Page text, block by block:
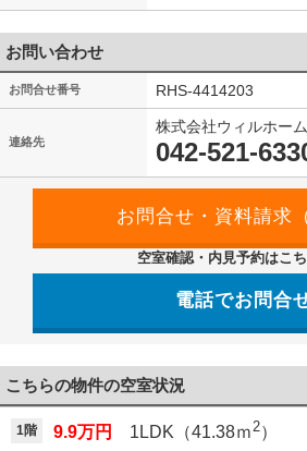
お問い合わせ
お問合せ番号 RHS-4414203
連絡先
株式会社ウィルホーム
042-521-
空室確認・内見予約はこ
電話でお問合
こちらの物件の空室状況
1階 9.9万円 1LDK（41.38ｍ2）